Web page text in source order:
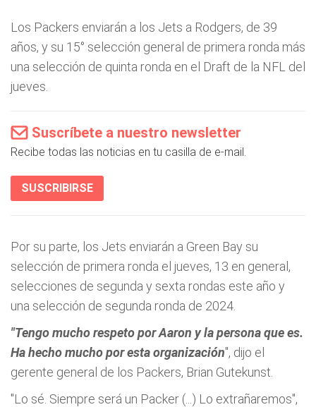
Los Packers enviarán a los Jets a Rodgers, de 39
años, y su 15° selección general de primera ronda más
una selección de quinta ronda en el Draft de la NFL del
jueves.
Suscríbete a nuestro newsletter
Recibe todas las noticias en tu casilla de e-mail.
SUSCRIBIRSE
Por su parte, los Jets enviarán a Green Bay su
selección de primera ronda el jueves, 13 en general,
selecciones de segunda y sexta rondas este año y
una selección de segunda ronda de 2024.
"Tengo mucho respeto por Aaron y la persona que es.
Ha hecho mucho por esta organización", dijo el
gerente general de los Packers, Brian Gutekunst.
"Lo sé. Siempre será un Packer (...) Lo extrañaremos",